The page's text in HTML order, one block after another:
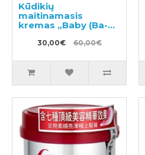
Kūdikių
maitinamasis
kremas „Baby (Ba-
30,00€ 60,00€